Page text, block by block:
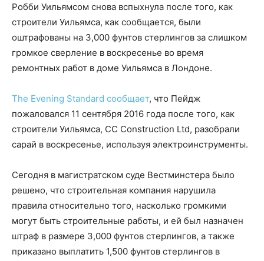
Робби Уильямсом снова вспыхнула после того, как
строители Уильямса, как сообщается, были
оштрафованы на 3,000 фунтов стерлингов за слишком
громкое сверление в воскресенье во время
ремонтных работ в доме Уильямса в Лондоне.
The Evening Standard сообщает, что Пейдж
пожаловался 11 сентября 2016 года после того, как
строители Уильямса, CC Construction Ltd, разобрали
сарай в воскресенье, используя электроинструменты.
Сегодня в магистратском суде Вестминстера было
решено, что строительная компания нарушила
правила относительно того, насколько громкими
могут быть строительные работы, и ей был назначен
штраф в размере 3,000 фунтов стерлингов, а также
приказано выплатить 1,500 фунтов стерлингов в